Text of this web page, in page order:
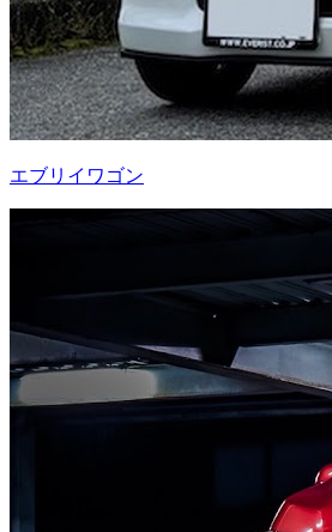
エブリイワゴン